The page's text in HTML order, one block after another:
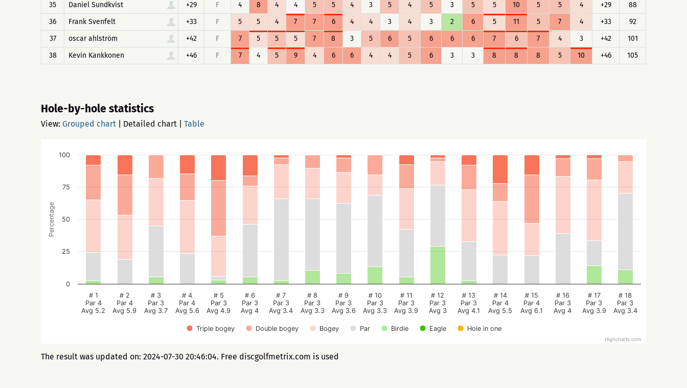
35
Daniel Sundkvist +29 F 4 8 4 4 5 5 4 3 5 4 5 3 5 5 10 5 5 4 +29
88
36
Frank Svenfelt +33 F 5 5 4 7 7 6 4 4 3 4 3 2 6 5 11 5 7 4 +33
92
37
oscar ahlström +42 F 7 5 5 5 7 8 3 5 6 5 6 6 6 7 6 7 4 3 +42
101
38
Kevin Kankkonen +46 F 7 4 5 9 4 6 6 4 4 5 6 3 3 8 8 8 5 10 +46 105
Hole-by-hole statistics
View: Grouped chart Detailed chart Table
Percentage
Triple bogey Double bogey Bogey Par Birdie Eagle Hole in one
# 1
Par 4
Avg 5.2
# 2
Par 4
Avg 5.9
# 3
Par 3
Avg 3.7
# 4
Par 4
Avg 5.6
# 5
Par 3
Avg 4.9
# 6
Par 3
Avg 4
# 7
Par 3
Avg 3.4
# 8
Par 3
Avg 3.3
# 9
Par 3
Avg 3.6
# 10
Par 3
Avg 3.3
# 11
Par 3
Avg 3.9
# 12
Par 3
Avg 3
# 13
Par 3
Avg 4.1
# 14
Par 4
Avg 5.5
# 15
Par 4
Avg 6.1
# 16
Par 3
Avg 4
# 17
Par 3
Avg 3.9
# 18
Par 3
Avg 3.4
0
25
50
75
100
Highcharts.com
The result was updated on: 2024-07-30 20:46:04. Free discgolfmetrix.com is used